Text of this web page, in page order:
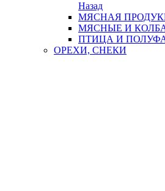
Назад
МЯСНАЯ
МЯСНЫЕ И
ПТИЦА И
ОРЕХИ, СНЕКИ